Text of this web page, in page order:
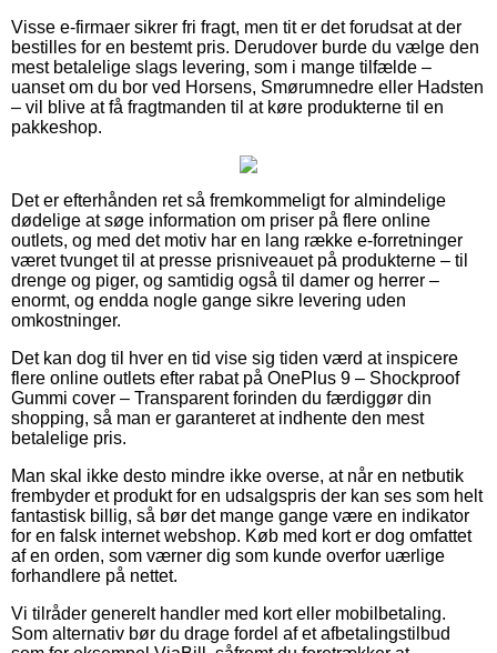
Visse e-firmaer sikrer fri fragt, men tit er det forudsat at der
bestilles for en bestemt pris. Derudover burde du vælge den
mest betalelige slags levering, som i mange tilfælde –
uanset om du bor ved Horsens, Smørumnedre eller Hadsten
– vil blive at få fragtmanden til at køre produkterne til en
pakkeshop.
Det er efterhånden ret så fremkommeligt for almindelige
dødelige at søge information om priser på flere online
outlets, og med det motiv har en lang række e-forretninger
været tvunget til at presse prisniveauet på produkterne – til
drenge og piger, og samtidig også til damer og herrer –
enormt, og endda nogle gange sikre levering uden
omkostninger.
Det kan dog til hver en tid vise sig tiden værd at inspicere
flere online outlets efter rabat på OnePlus 9 – Shockproof
Gummi cover – Transparent forinden du færdiggør din
shopping, så man er garanteret at indhente den mest
betalelige pris.
Man skal ikke desto mindre ikke overse, at når en netbutik
frembyder et produkt for en udsalgspris der kan ses som helt
fantastisk billig, så bør det mange gange være en indikator
for en falsk internet webshop. Køb med kort er dog omfattet
af en orden, som værner dig som kunde overfor uærlige
forhandlere på nettet.
Vi tilråder generelt handler med kort eller mobilbetaling.
Som alternativ bør du drage fordel af et afbetalingstilbud